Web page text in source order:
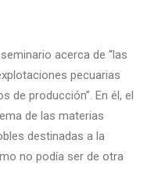
acerca de “las
pecuarias
de producción”. En él, el
de las materias
destinadas a la
no podía ser de otra